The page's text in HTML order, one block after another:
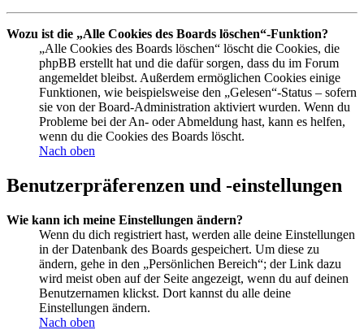
Wozu ist die „Alle Cookies des Boards löschen“-Funktion?
„Alle Cookies des Boards löschen“ löscht die Cookies, die
phpBB erstellt hat und die dafür sorgen, dass du im Forum
angemeldet bleibst. Außerdem ermöglichen Cookies einige
Funktionen, wie beispielsweise den „Gelesen“-Status – sofern
sie von der Board-Administration aktiviert wurden. Wenn du
Probleme bei der An- oder Abmeldung hast, kann es helfen,
wenn du die Cookies des Boards löscht.
Nach oben
Benutzerpräferenzen und -einstellungen
Wie kann ich meine Einstellungen ändern?
Wenn du dich registriert hast, werden alle deine Einstellungen
in der Datenbank des Boards gespeichert. Um diese zu
ändern, gehe in den „Persönlichen Bereich“; der Link dazu
wird meist oben auf der Seite angezeigt, wenn du auf deinen
Benutzernamen klickst. Dort kannst du alle deine
Einstellungen ändern.
Nach oben